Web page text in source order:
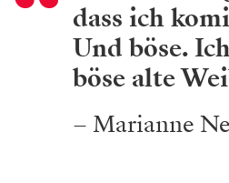
dass ich
Und böse.
böse alte
– Marianne